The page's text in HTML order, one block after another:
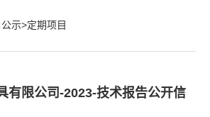
示>定期项目
有限公司-2023-技术报告公开信